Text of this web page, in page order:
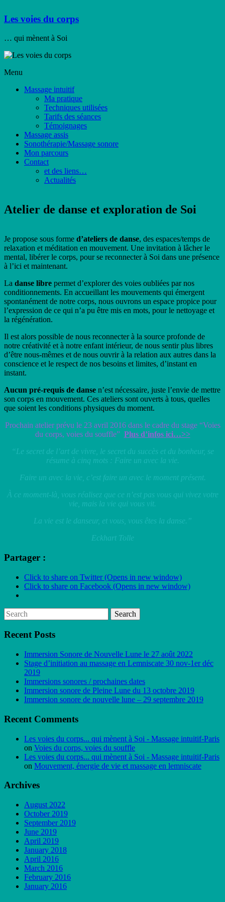
to
content
Les voies du corps
… qui mènent à Soi
Menu
Massage intuitif
Ma pratique
Techniques utilisées
Tarifs des séances
Témoignages
Massage assis
Sonothérapie/Massage sonore
Mon parcours
Contact
et des liens…
Actualités
Atelier de danse et exploration de Soi
Je propose sous forme d’ateliers de danse, des espaces/temps de
relaxation et méditation en mouvement. Une invitation à lâcher le
mental, libérer le corps, pour se reconnecter à Soi dans une présence
à l’ici et maintenant.
La danse libre permet d’explorer des voies oubliées par nos
conditionnements. En accueillant les mouvements qui émergent
spontanément de notre corps, nous ouvrons un espace propice pour
l’expression de ce qui n’a pu être mis en mots, pour le nettoyage et
la régénération.
Il est alors possible de nous reconnecter à la source profonde de
notre créativité et à notre enfant intérieur, de nous sentir plus libres
d’être nous-mêmes et de nous ouvrir à la relation aux autres dans la
conscience et le respect de nos besoins et limites, d’instant en
instant.
Aucun pré-requis de danse n’est nécessaire, juste l’envie de mettre
son corps en mouvement. Ces ateliers sont ouverts à tous, quelles
que soient les conditions physiques du moment.
Prochain atelier prévu le 23 avril 2016 dans le cadre du stage “Voies
du corps, voies du souffle” Plus d’infos ici…>>
“Le secret de l’art de vivre, le secret du succès et du bonheur, se
résume à cinq mots : Faire un avec la vie.
Faire un avec la vie, c’est faire un avec le moment présent.
À ce moment-là, vous réalisez que ce n’est pas vous qui vivez votre
vie, mais la vie qui vous vit.
La vie est le danseur, et vous, vous êtes la danse.”
Eckhart Tolle
Partager :
Click to share on Twitter (Opens in new window)
Click to share on Facebook (Opens in new window)
Recent Posts
Immersion Sonore de Nouvelle Lune le 27 août 2022
Stage d’initiation au massage en Lemniscate 30 nov-1er déc
2019
Immersions sonores / prochaines dates
Immersion sonore de Pleine Lune du 13 octobre 2019
Immersion sonore de nouvelle lune – 29 septembre 2019
Recent Comments
Les voies du corps... qui mènent à Soi - Massage intuitif-Paris
on Voies du corps, voies du souffle
Les voies du corps... qui mènent à Soi - Massage intuitif-Paris
on Mouvement, énergie de vie et massage en lemniscate
Archives
August 2022
October 2019
September 2019
June 2019
April 2019
January 2018
April 2016
March 2016
February 2016
January 2016